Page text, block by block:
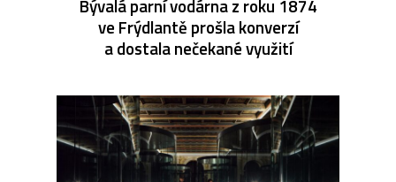
Bývalá parní vodárna z roku 1874
ve Frýdlantě prošla konverzí
a dostala nečekané využití